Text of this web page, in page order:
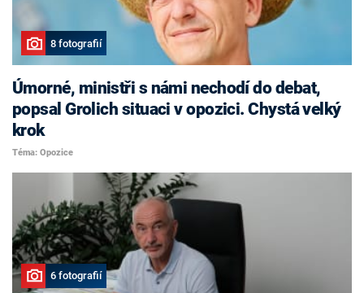
8 fotografií
Úmorné, ministři s námi nechodí do debat,
popsal Grolich situaci v opozici. Chystá velký
krok
Téma: Opozice
6 fotografií